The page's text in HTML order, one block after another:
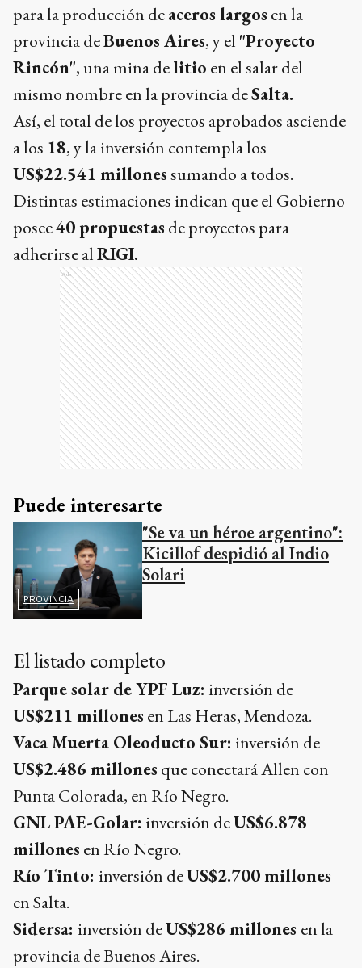
para la producción deaceros largos en la
provincia deBuenos Aires, y el "Proyecto
Rincón", una mina delitio en el salar del
mismo nombre en la provincia deSalta.
Así, el total de los proyectos aprobados asciende
a los 18, y la inversión contempla los
US$22.541 millonessumando a todos.
Distintas estimaciones indican que el Gobierno
posee40 propuestas de proyectos para
adherirse alRIGI.
Ads
Puede interesarte
PROVINCIA
"Se va un héroe argentino":
Kicillof despidió al Indio
Solari
El listado completo
Parque solar de YPF Luz: inversión de
US$211 millones en Las Heras, Mendoza.
Vaca Muerta Oleoducto Sur: inversión de
US$2.486 millones que conectará Allen con
Punta Colorada, en Río Negro.
GNL PAE-Golar: inversión deUS$6.878
millones en Río Negro.
Río Tinto: inversión deUS$2.700 millones
en Salta.
Sidersa: inversión deUS$286 millones en la
provincia de Buenos Aires.